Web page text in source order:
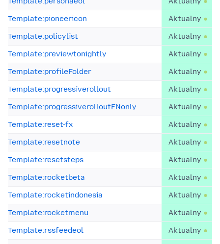
Template:pioneericon
Aktualny
Template:policylist
Aktualny
Template:previewtonightly
Aktualny
Template:profileFolder
Aktualny
Template:progressiverollout
Aktualny
Template:progressiverolloutENonly
Aktualny
Template:reset-fx
Aktualny
Template:resetnote
Aktualny
Template:resetsteps
Aktualny
Template:rocketbeta
Aktualny
Template:rocketindonesia
Aktualny
Template:rocketmenu
Aktualny
Template:rssfeedeol
Aktualny